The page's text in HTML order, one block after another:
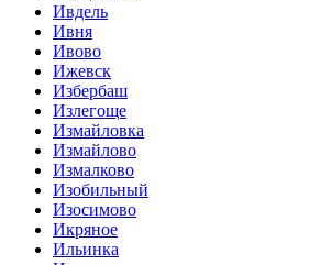
Ивдель
Ивня
Ивово
Ижевск
Избербаш
Излегоще
Измайловка
Измайлово
Измалково
Изобильный
Изосимово
Икряное
Ильинка